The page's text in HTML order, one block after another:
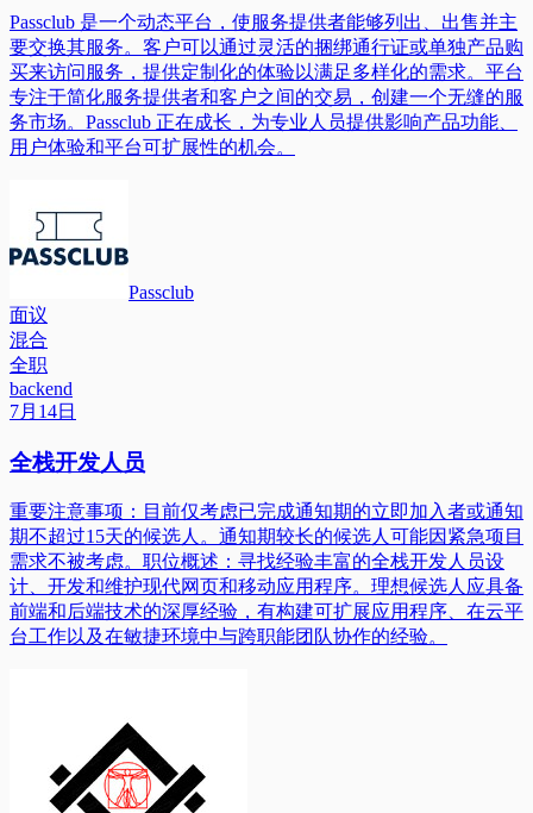
Passclub 是一个动态平台，使服务提供者能够列出、出售并主
要交换其服务。客户可以通过灵活的捆绑通行证或单独产品购
买来访问服务，提供定制化的体验以满足多样化的需求。平台
专注于简化服务提供者和客户之间的交易，创建一个无缝的服
务市场。Passclub 正在成长，为专业人员提供影响产品功能、
用户体验和平台可扩展性的机会。
Passclub
面议
混合
全职
backend
7月14日
全栈开发人员
重要注意事项：目前仅考虑已完成通知期的立即加入者或通知
期不超过15天的候选人。通知期较长的候选人可能因紧急项目
需求不被考虑。职位概述：寻找经验丰富的全栈开发人员设
计、开发和维护现代网页和移动应用程序。理想候选人应具备
前端和后端技术的深厚经验，有构建可扩展应用程序、在云平
台工作以及在敏捷环境中与跨职能团队协作的经验。